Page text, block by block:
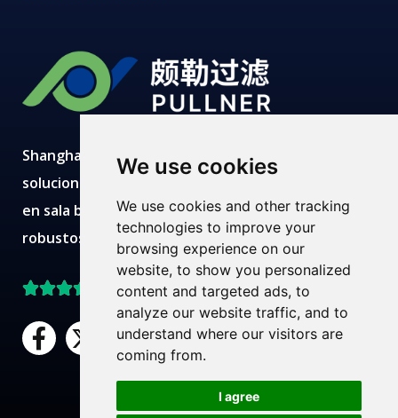
We use cookies
We use cookies and other tracking
technologies to improve your
browsing experience on our
website, to show you personalized
content and targeted ads, to
analyze our website traffic, and to
understand where our visitors are
coming from.
I agree
Shanghai Pullner desarrolla, fabrica y suministra
soluciones avanzadas de filtración con producción
en sala blanca, laboratorios modernos, equipos
robustos y equipos técnicos expertos.
Mejor valorado en Trustpilot
F
a
L
i
n
Y
o
u ¿Necesita ayuda?
Chatea con nosotros